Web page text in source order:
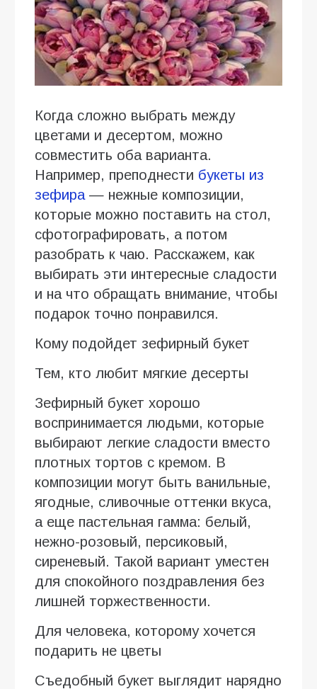
Когда сложно выбрать между
цветами и десертом, можно
совместить оба варианта.
Например, преподнести букеты из
зефира— нежные композиции,
которые можно поставить на стол,
сфотографировать, а потом
разобрать к чаю. Расскажем, как
выбирать эти интересные сладости
и на что обращать внимание, чтобы
подарок точно понравился.
Кому подойдет зефирный букет
Тем, кто любит мягкие десерты
Зефирный букет хорошо
воспринимается людьми, которые
выбирают легкие сладости вместо
плотных тортов с кремом. В
композиции могут быть ванильные,
ягодные, сливочные оттенки вкуса,
а еще пастельная гамма: белый,
нежно-розовый, персиковый,
сиреневый. Такой вариант уместен
для спокойного поздравления без
лишней торжественности.
Для человека, которому хочется
подарить не цветы
Съедобный букет выглядит нарядно